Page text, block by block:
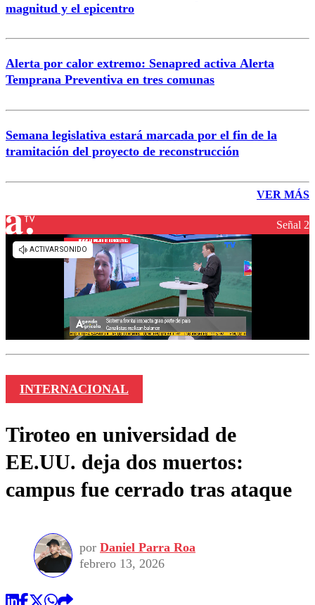
magnitud y el epicentro
Alerta por calor extremo: Senapred activa Alerta
Temprana Preventiva en tres comunas
Semana legislativa estará marcada por el fin de la
tramitación del proyecto de reconstrucción
VER MÁS
Señal 2
INTERNACIONAL
Tiroteo en universidad de
EE.UU. deja dos muertos:
campus fue cerrado tras ataque
por Daniel Parra Roa
febrero 13, 2026